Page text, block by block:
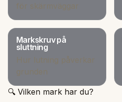
för skärmväggar
Markskruv på
sluttning
Hur lutning påverkar
grunden
🔍 Vilken mark har du?